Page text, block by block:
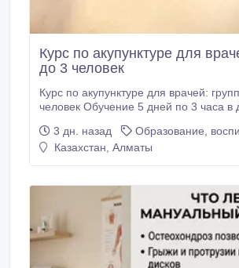
Курс по акупунктуре для
до 3 человек
Курс по акупунктуре для врачей:
человек Обучение 5 дней по 3 часа в день: 1 день
Индивидуально, вечером и в выходные —
стоимость выше. За расходные материалы и
3 дн. назад
Образование,
Казахстан, Алматы